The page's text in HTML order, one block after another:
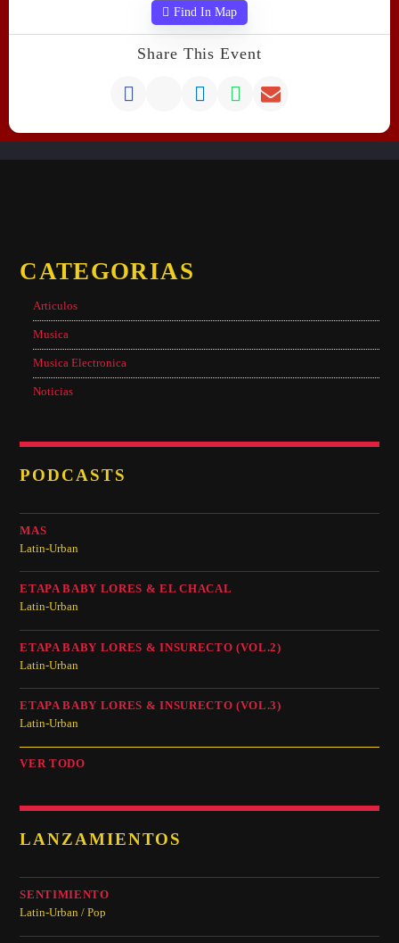
Find In Map
Share This Event
CATEGORIAS
Articulos
Musica
Musica Electronica
Noticias
PODCASTS
MAS
Latin-Urban
ETAPA BABY LORES & EL CHACAL
Latin-Urban
ETAPA BABY LORES & INSURECTO (VOL.2)
Latin-Urban
ETAPA BABY LORES & INSURECTO (VOL.3)
Latin-Urban
VER TODO
LANZAMIENTOS
SENTIMIENTO
Latin-Urban / Pop